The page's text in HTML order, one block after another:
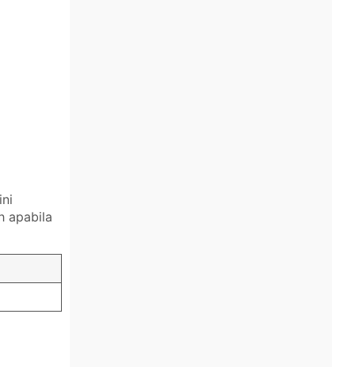
apabila